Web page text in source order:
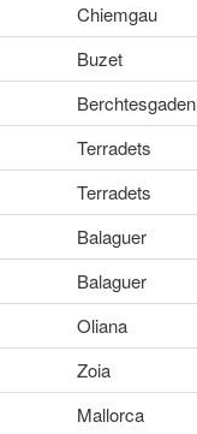
Chiemgau
Buzet
Berchtesgaden
Terradets
Terradets
Balaguer
Balaguer
Oliana
Zoia
Mallorca